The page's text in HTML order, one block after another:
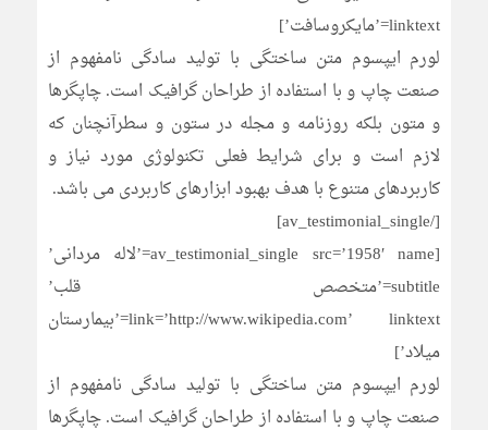
linktext=’مایکروسافت’]
لورم ایپسوم متن ساختگی با تولید سادگی نامفهوم از
صنعت چاپ و با استفاده از طراحان گرافیک است. چاپگرها
و متون بلکه روزنامه و مجله در ستون و سطرآنچنان که
لازم است و برای شرایط فعلی تکنولوژی مورد نیاز و
کاربردهای متنوع با هدف بهبود ابزارهای کاربردی می باشد.
[/av_testimonial_single]
[av_testimonial_single src=’1958′ name=’لاله مردانی’
subtitle=’متخصص قلب’
link=’http://www.wikipedia.com’ linktext=’بیمارستان
میلاد’]
لورم ایپسوم متن ساختگی با تولید سادگی نامفهوم از
صنعت چاپ و با استفاده از طراحان گرافیک است. چاپگرها